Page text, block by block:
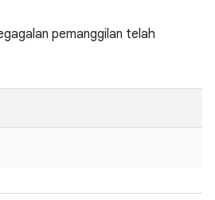
pemanggilan telah